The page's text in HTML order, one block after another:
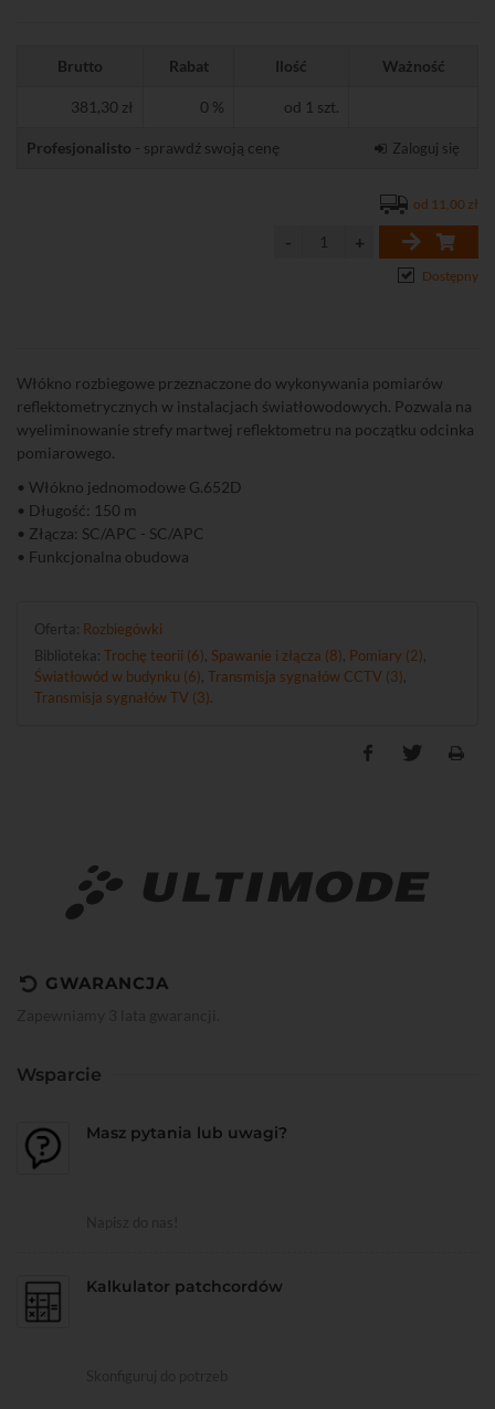
Brutto Rabat Ilość Ważność
381,30 zł 0 % od 1 szt.
Profesjonalisto - sprawdź swoją cenę Zaloguj się
od 11,00 zł
Dostępny
Włókno rozbiegowe przeznaczone do wykonywania pomiarów
reflektometrycznych w instalacjach światłowodowych. Pozwala na
wyeliminowanie strefy martwej reflektometru na początku odcinka
pomiarowego.
• Włókno jednomodowe G.652D
• Długość: 150 m
• Złącza: SC/APC - SC/APC
• Funkcjonalna obudowa
Oferta: Rozbiegówki
Biblioteka: Trochę teorii (6) Spawanie i złącza (8) Pomiary (2)
Światłowód w budynku (6) Transmisja sygnałów CCTV (3)
Transmisja sygnałów TV (3)
GWARANCJA
Wsparcie
Masz pytania lub uwagi?
Kalkulator patchcordów